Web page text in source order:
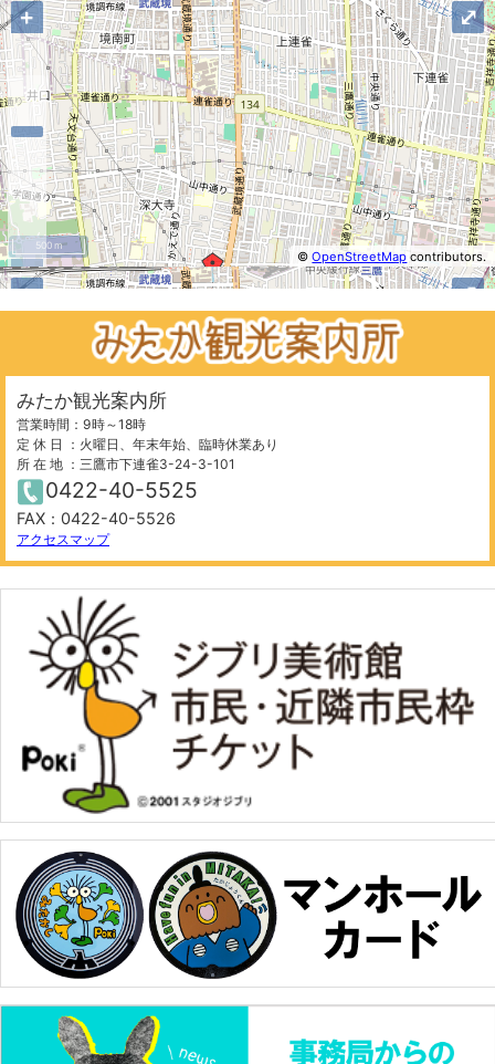
+
−
©OpenStreetMap contributors.
500 m
⤢
+
−
500 m
⤢
みたか観光案内所
営業時間：9時～18時
定 休 日 ：火曜日、年末年始、臨時休業あり
所 在 地 ：三鷹市下連雀3-24-3-101
0422-40-5525
FAX：0422-40-5526
アクセスマップ